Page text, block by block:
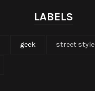
LABELS
geek street style